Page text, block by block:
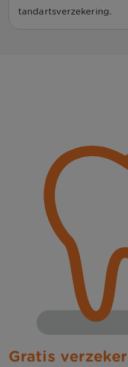
tandartsverzekering.
Gratis